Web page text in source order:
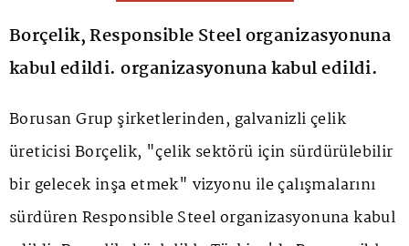
Borçelik, Responsible Steel organizasyonuna
kabul edildi. organizasyonuna kabul edildi.
Borusan Grup şirketlerinden, galvanizli çelik
üreticisi Borçelik, "çelik sektörü için sürdürülebilir
bir gelecek inşa etmek" vizyonu ile çalışmalarını
sürdüren Responsible Steel organizasyonuna kabul